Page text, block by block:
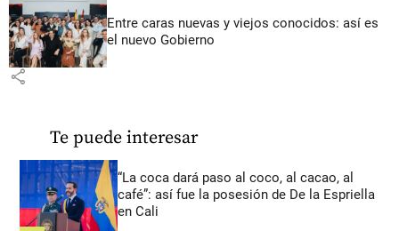
Entre caras nuevas y viejos conocidos: así es
el nuevo Gobierno
share
Te puede interesar
“La coca dará paso al coco, al cacao, al
café”: así fue la posesión de De la Espriella
en Cali